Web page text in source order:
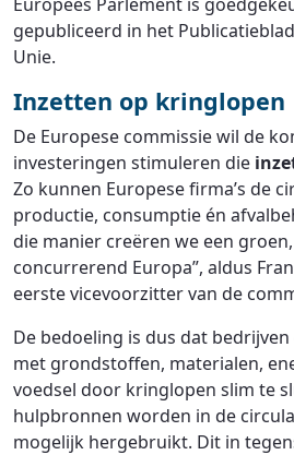
gepubliceerd in het
Unie.
Inzetten op kringlopen
De Europese commissie wil de
investeringen stimuleren die
Zo kunnen Europese firma’s de
productie, consumptie én
die manier creëren we een
concurrerend Europa”, aldus
eerste vicevoorzitter van de
De bedoeling is dus dat bedrijven
met grondstoffen, materialen,
voedsel door kringlopen slim te
hulpbronnen worden in de
mogelijk hergebruikt. Dit in